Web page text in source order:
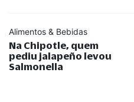
Alimentos & Bebidas
Na Chipotle, quem
pediu jalapeño levou
Salmonella